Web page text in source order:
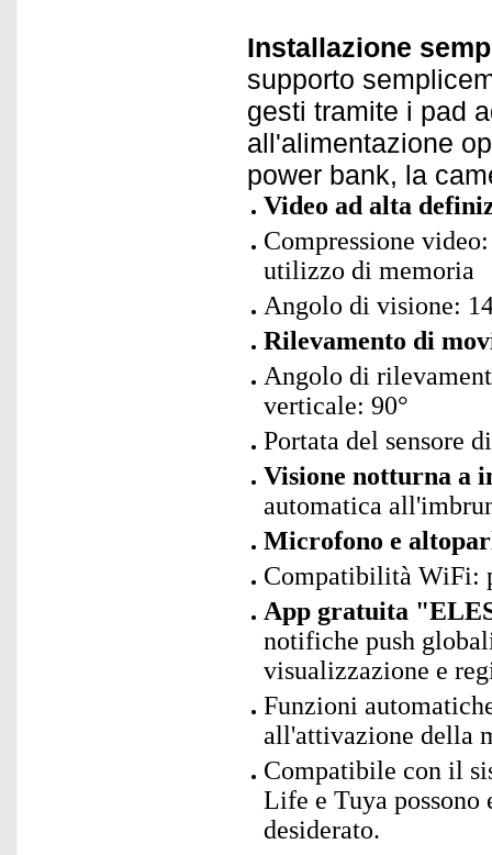
Installazione
supporto
gesti tramite i pad
all'alimentazione
power bank, la
Video ad alta
Compressione
utilizzo di memoria
Angolo di visione:
Rilevamento di
Angolo di
verticale: 90°
Portata del sensore
Visione notturna a
automatica
Microfono e
Compatibilità WiFi:
App gratuita
notifiche push
visualizzazione e
Funzioni
all'attivazione della
Compatibile con il
Life e Tuya possono
desiderato.